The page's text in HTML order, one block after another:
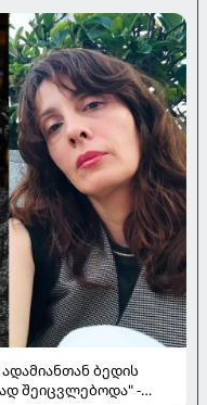
ბედის
შეიცვლებოდა" -